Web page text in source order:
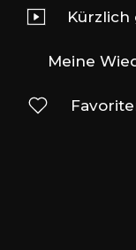
Kürzlich
Meine